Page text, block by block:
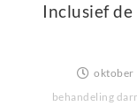
Inclusief
oktober
behandeling